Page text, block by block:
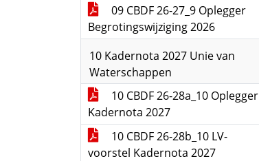
09 CBDF 26-27_9 Oplegger
Begrotingswijziging 2026
10 Kadernota 2027 Unie van
Waterschappen
10 CBDF 26-28a_10 Oplegger
Kadernota 2027
10 CBDF 26-28b_10 LV-
voorstel Kadernota 2027